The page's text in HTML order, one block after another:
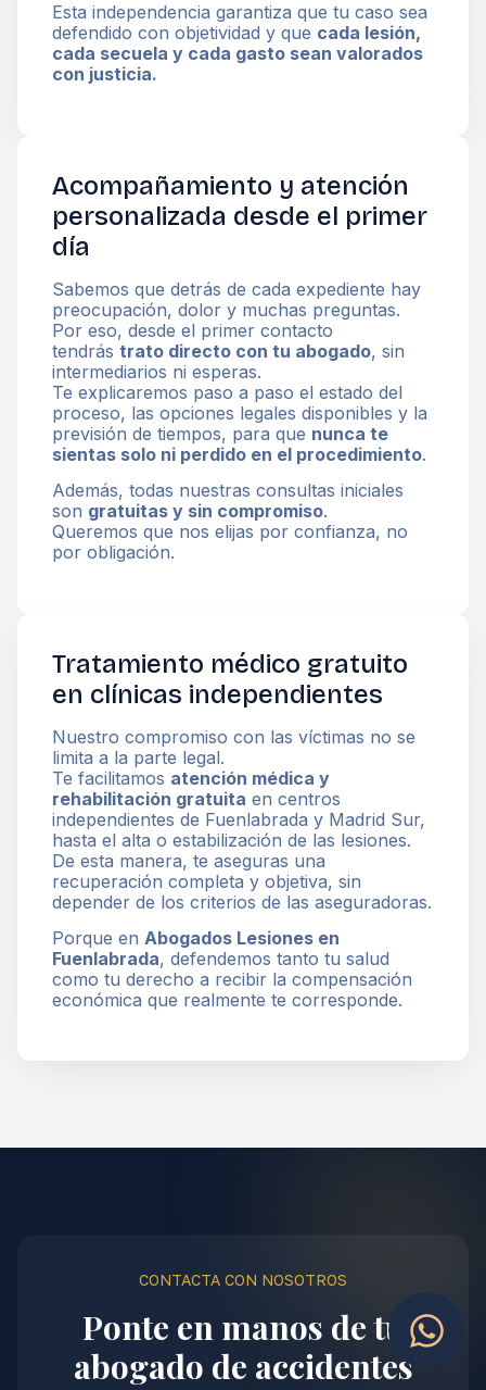
Esta independencia garantiza que tu caso sea
defendido con objetividad y que cada lesión,
cada secuela y cada gasto sean valorados
con justicia.
Acompañamiento y atención
personalizada desde el primer
día
Sabemos que detrás de cada expediente hay
preocupación, dolor y muchas preguntas.
Por eso, desde el primer contacto
tendrás trato directo con tu abogado, sin
intermediarios ni esperas.
Te explicaremos paso a paso el estado del
proceso, las opciones legales disponibles y la
previsión de tiempos, para que nunca te
sientas solo ni perdido en el procedimiento.
Además, todas nuestras consultas iniciales
son gratuitas y sin compromiso.
Queremos que nos elijas por confianza, no
por obligación.
Tratamiento médico gratuito
en clínicas independientes
Nuestro compromiso con las víctimas no se
limita a la parte legal.
Te facilitamos atención médica y
rehabilitación gratuita en centros
independientes de Fuenlabrada y Madrid Sur,
hasta el alta o estabilización de las lesiones.
De esta manera, te aseguras una
recuperación completa y objetiva, sin
depender de los criterios de las aseguradoras.
Porque en Abogados Lesiones en
Fuenlabrada, defendemos tanto tu salud
como tu derecho a recibir la compensación
económica que realmente te corresponde.
CONTACTA CON NOSOTROS
Ponte en manos de tu
abogado de accidentes